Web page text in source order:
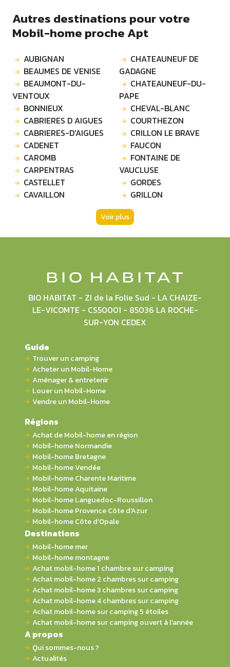
Autres destinations pour votre
Mobil-home proche Apt
AUBIGNAN
BEAUMES DE VENISE
BEAUMONT-DU-
VENTOUX
BONNIEUX
CABRIERES D AIGUES
CABRIERES-D'AIGUES
CADENET
CAROMB
CARPENTRAS
CASTELLET
CAVAILLON
CHATEAUNEUF DE
GADAGNE
CHATEAUNEUF-DU-
PAPE
CHEVAL-BLANC
COURTHEZON
CRILLON LE BRAVE
FAUCON
FONTAINE DE
VAUCLUSE
GORDES
GRILLON
Voir plus
BIO HABITAT - ZI de la Folie Sud - LA CHAIZE-
LE-VICOMTE - CS50001 - 85036 LA ROCHE-
SUR-YON CEDEX
Guide
Trouver un camping
Acheter un Mobil-Home
Aménager & entretenir
Louer un Mobil-Home
Vendre un Mobil-Home
Régions
Achat de Mobil-home en région
Mobil-home Normandie
Mobil-home Bretagne
Mobil-home Vendée
Mobil-home Charente Maritime
Mobil-home Aquitaine
Mobil-home Languedoc-Roussillon
Mobil-home Provence Côte d'Azur
Mobil-home Côte d'Opale
Destinations
Mobil-home mer
Mobil-home montagne
Achat mobil-home 1 chambre sur camping
Achat mobil-home 2 chambres sur camping
Achat mobil-home 3 chambres sur camping
Achat mobil-home 4 chambres sur camping
Achat mobil-home sur camping 5 étoiles
Achat mobil-home sur camping ouvert à l'année
A propos
Qui sommes-nous ?
Actualités